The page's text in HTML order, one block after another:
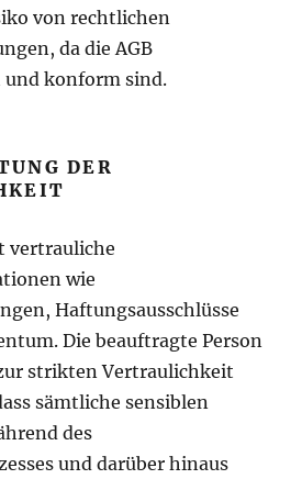
von rechtlichen
da die AGB
konform sind.
DER
vertrauliche
wie
Haftungsausschlüsse
Die beauftragte Person
strikten Vertraulichkeit
sämtliche sensiblen
des
und darüber hinaus